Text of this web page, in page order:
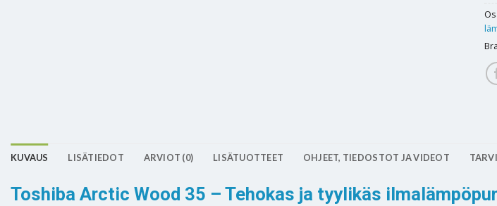
KUVAUS LISÄTIEDOT ARVIOT (0) LISÄTUOTTEET OHJEET, TIEDOSTOT JA VIDEOT
Toshiba Arctic Wood 35 – Tehokas ja tyylikäs